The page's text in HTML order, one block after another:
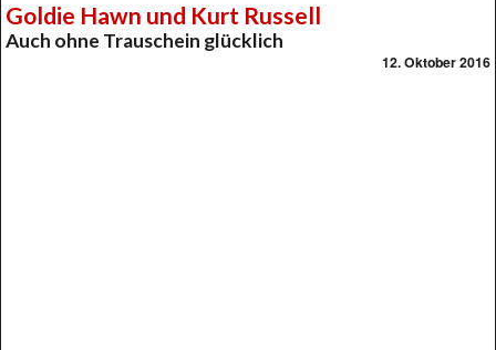
Goldie Hawn und Kurt Russell
Auch ohne Trauschein glücklich
12. Oktober 2016